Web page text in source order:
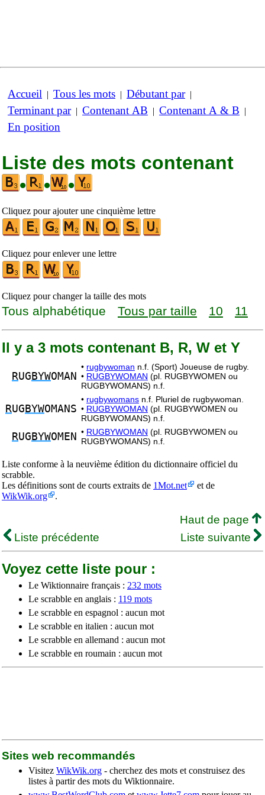
Accueil | Tous les mots | Débutant par|
Terminant par| Contenant AB | Contenant A & B |
En position
Liste des mots contenant
•
• •
Cliquez pour ajouter une cinquième lettre
Cliquez pour enlever une lettre
Cliquez pour changer la taille des mots
Tous alphabétique Tous par taille 10 11
Il y a 3 mots contenant B, R, W et Y
RUG BYWOMAN
• rugbywoman n.f. (Sport) Joueuse de rugby.
• RUGBYWOMAN (pl. RUGBYWOMEN ou
RUGBYWOMANS) n.f.
RUG BYWOMANS
• rugbywomans n.f. Pluriel de rugbywoman.
• RUGBYWOMAN (pl. RUGBYWOMEN ou
RUGBYWOMANS) n.f.
RUG BYWOMEN • RUGBYWOMAN (pl. RUGBYWOMEN ou
RUGBYWOMANS) n.f.
Liste conforme à la neuvième édition du dictionnaire officiel du
scrabble.
Les définitions sont de courts extraits de 1Mot.net
et de
WikWik.org
.
Haut de page
Liste précédente
Liste suivante
Voyez cette liste pour :
Le Wiktionnaire français : 232 mots
Le scrabble en anglais : 119 mots
Le scrabble en espagnol : aucun mot
Le scrabble en italien : aucun mot
Le scrabble en allemand : aucun mot
Le scrabble en roumain : aucun mot
Sites web recommandés
Visitez WikWik.org - cherchez des mots et construisez des
listes à partir des mots du Wiktionnaire.